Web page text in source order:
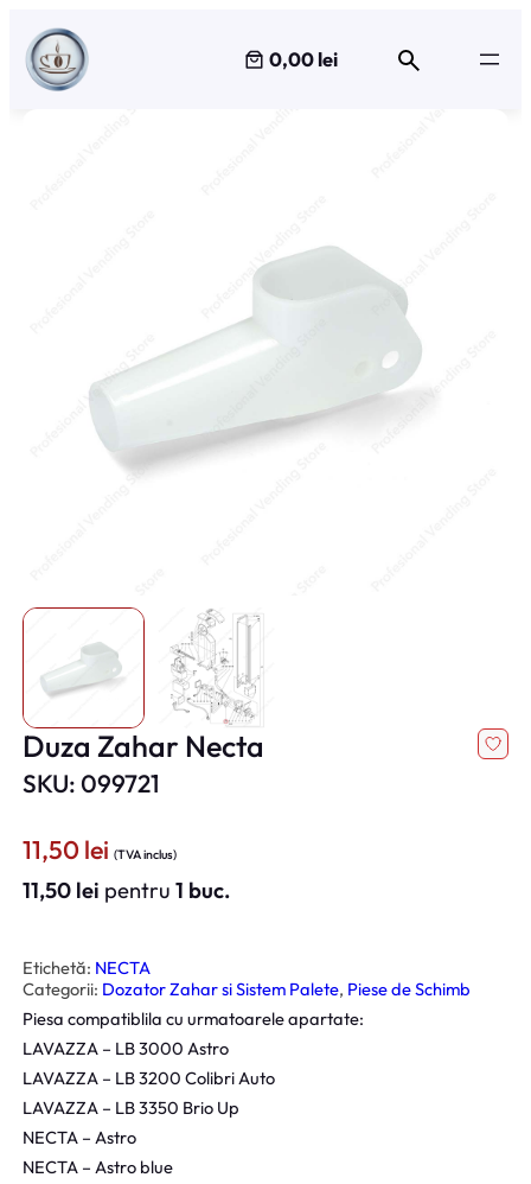
Sari
conținut
0,00 lei
Duza Zahar Necta
SKU: 099721
11,50lei (TVA inclus)
11,50 lei pentru1 buc.
Etichetă: NECTA
Categorii: Dozator Zahar si Sistem Palete, Piese de Schimb
Piesa compatiblila cu urmatoarele apartate:
LAVAZZA – LB 3000 Astro
LAVAZZA – LB 3200 Colibri Auto
LAVAZZA – LB 3350 Brio Up
NECTA – Astro
NECTA – Astro blue